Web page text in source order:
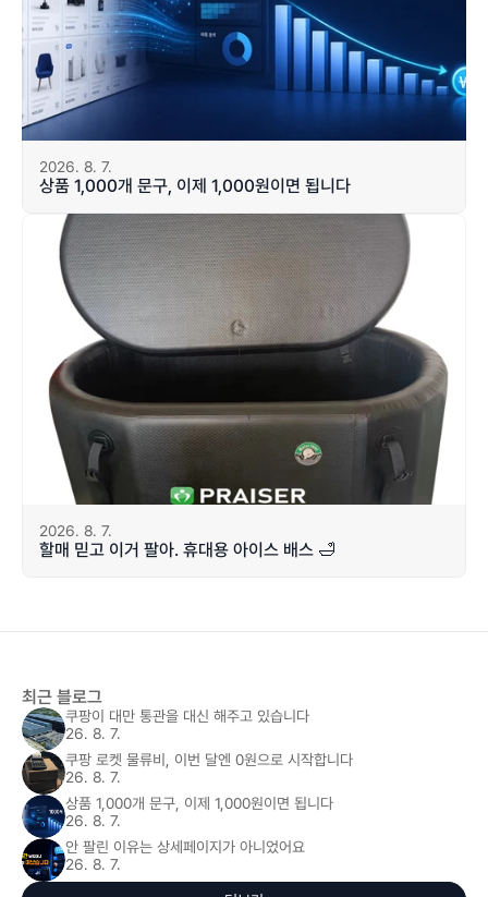
2026. 8. 7.
상품 1,000개 문구, 이제 1,000원이면 됩니다
2026. 8. 7.
할매 믿고 이거 팔아. 휴대용 아이스 배스 🛁
최근 블로그
쿠팡이 대만 통관을 대신 해주고 있습니다
26. 8. 7.
쿠팡 로켓 물류비, 이번 달엔 0원으로 시작합니다
26. 8. 7.
상품 1,000개 문구, 이제 1,000원이면 됩니다
26. 8. 7.
안 팔린 이유는 상세페이지가 아니었어요
26. 8. 7.